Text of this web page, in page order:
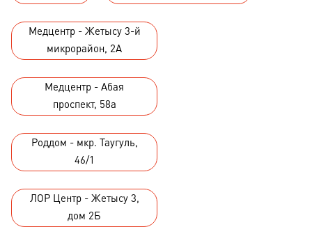
Медцентр - Жетысу 3-й
микрорайон, 2А
Медцентр - Абая
проспект, 58а
Роддом - мкр. Таугуль,
46/1
ЛОР Центр - Жетысу 3,
дом 2Б